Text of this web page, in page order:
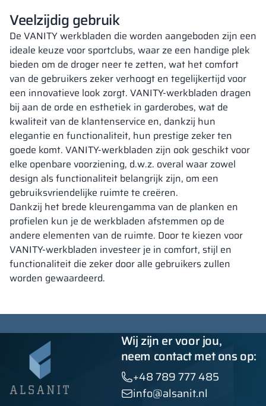
Veelzijdig gebruik
De VANITY werkbladen die worden aangeboden zijn een
ideale keuze voor sportclubs, waar ze een handige plek
bieden om de droger neer te zetten, wat het comfort
van de gebruikers zeker verhoogt en tegelijkertijd voor
een innovatieve look zorgt. VANITY-werkbladen dragen
bij aan de orde en esthetiek in garderobes, wat de
kwaliteit van de klantenservice en, dankzij hun
elegantie en functionaliteit, hun prestige zeker ten
goede komt. VANITY-werkbladen zijn ook geschikt voor
elke openbare voorziening, d.w.z. overal waar zowel
design als functionaliteit belangrijk zijn, om een
gebruiksvriendelijke ruimte te creëren.
Dankzij het brede kleurengamma van de planken en
profielen kun je de werkbladen afstemmen op de
andere elementen van de ruimte. Door te kiezen voor
VANITY-werkbladen investeer je in comfort, stijl en
functionaliteit die zeker door alle gebruikers zullen
worden gewaardeerd.
Wij zijn er voor jou,
neem contact met ons op:
+48 789 777 485
info@alsanit.nl